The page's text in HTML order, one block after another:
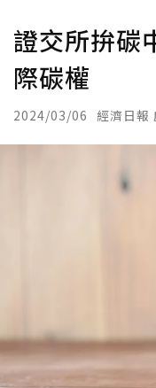
證交所拚碳
際碳權
2024/03/06 經濟日報